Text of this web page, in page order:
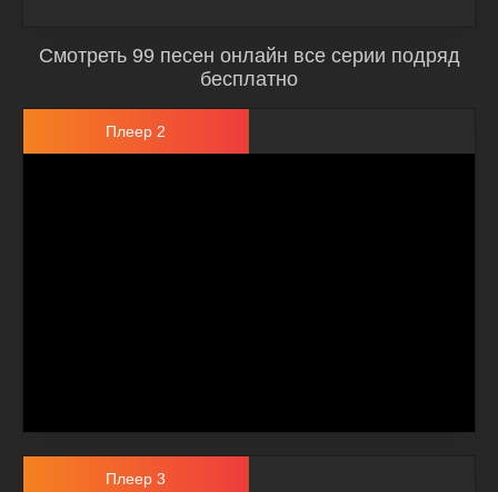
Смотреть 99 песен онлайн все серии подряд
бесплатно
Плеер 2
Плеер 3